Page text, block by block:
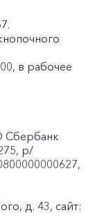
в рабочее
Сбербанк
р/
д. 43, сайт: